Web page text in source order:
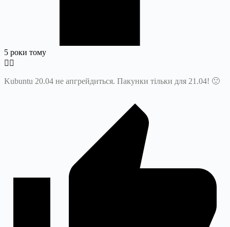
5 роки тому
Kubuntu 20.04 не апгрейдиться. Пакунки тільки для 21.04! 🙁